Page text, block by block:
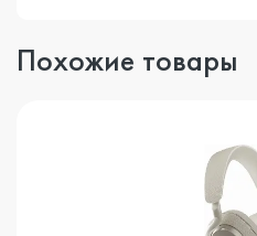
Похожие товары